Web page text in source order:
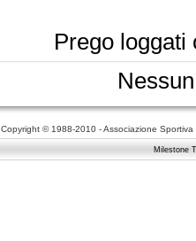
Prego loggati
Copyright © 1988-2010 - Associazione
Milestone